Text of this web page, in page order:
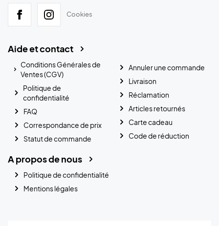
Cookies
Aide et contact
Conditions Générales de
Ventes (CGV)
Politique de
confidentialité
FAQ
Correspondance de prix
Statut de commande
Annuler une commande
Livraison
Réclamation
Articles retournés
Carte cadeau
Code de réduction
A propos de nous
Politique de confidentialité
Mentions légales